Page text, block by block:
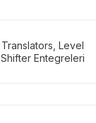
Translators, Level
Shifter Entegreleri